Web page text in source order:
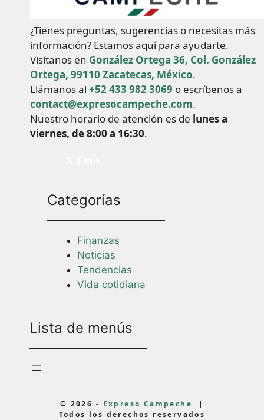
¿Tienes preguntas, sugerencias o necesitas más
información? Estamos aquí para ayudarte.
Visítanos en González Ortega 36, Col. González
Ortega, 99110 Zacatecas, México.
Llámanos al +52 433 982 3069 o escríbenos a
contact@expresocampeche.com.
Nuestro horario de atención es de lunes a
viernes, de 8:00 a 16:30.
Categorías
Finanzas
Noticias
Tendencias
Vida cotidiana
Lista de menús
© 2026 - Expreso Campeche
|
Todos los derechos reservados